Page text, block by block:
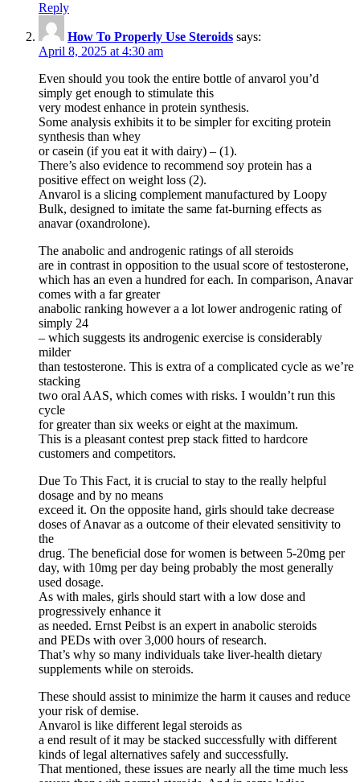
Reply
How To Properly Use Steroids says:
April 8, 2025 at 4:30 am
Even should you took the entire bottle of anvarol you’d
simply get enough to stimulate this
very modest enhance in protein synthesis.
Some analysis exhibits it to be simpler for exciting protein
synthesis than whey
or casein (if you eat it with dairy) – (1).
There’s also evidence to recommend soy protein has a
positive effect on weight loss (2).
Anvarol is a slicing complement manufactured by Loopy
Bulk, designed to imitate the same fat-burning effects as
anavar (oxandrolone).
The anabolic and androgenic ratings of all steroids
are in contrast in opposition to the usual score of testosterone,
which has an even a hundred for each. In comparison, Anavar
comes with a far greater
anabolic ranking however a a lot lower androgenic rating of
simply 24
– which suggests its androgenic exercise is considerably
milder
than testosterone. This is extra of a complicated cycle as we’re
stacking
two oral AAS, which comes with risks. I wouldn’t run this
cycle
for greater than six weeks or eight at the maximum.
This is a pleasant contest prep stack fitted to hardcore
customers and competitors.
Due To This Fact, it is crucial to stay to the really helpful
dosage and by no means
exceed it. On the opposite hand, girls should take decrease
doses of Anavar as a outcome of their elevated sensitivity to
the
drug. The beneficial dose for women is between 5-20mg per
day, with 10mg per day being probably the most generally
used dosage.
As with males, girls should start with a low dose and
progressively enhance it
as needed. Ernst Peibst is an expert in anabolic steroids
and PEDs with over 3,000 hours of research.
That’s why so many individuals take liver-health dietary
supplements while on steroids.
These should assist to minimize the harm it causes and reduce
your risk of demise.
Anvarol is like different legal steroids as
a end result of it may be stacked successfully with different
kinds of legal alternatives safely and successfully.
That mentioned, these issues are nearly all the time much less